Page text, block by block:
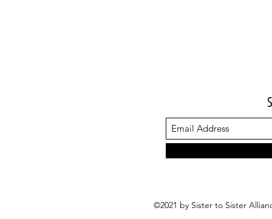
©2021 by Sister to Sister